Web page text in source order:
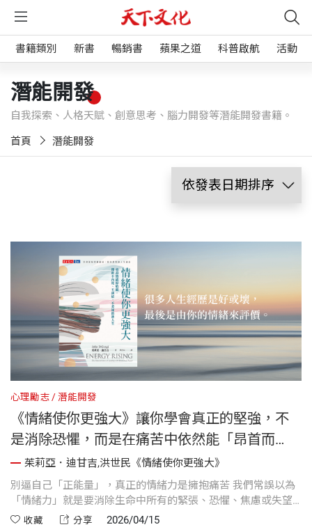
書籍類別 新書 暢銷書 蘋果之道 科普啟航 活動
潛能開發
自我探索、人格天賦、創意思考、腦力開發等潛能開發書籍。
首頁 潛能開發
心理勵志 潛能開發
《情緒使你更強大》讓你學會真正的堅強，不
是消除恐懼，而是在痛苦中依然能「昂首而
立」茱莉亞．迪甘吉,洪世民《情緒使你更強大》
別逼自己「正能量」，真正的情緒力是擁抱痛苦 我們常誤以為
「情緒力」就是要消除生命中所有的緊張、恐懼、焦慮或失望
等負面感覺。但事實上，真正的情緒力，是「當你身陷困境
收藏 分享 2026/04/15